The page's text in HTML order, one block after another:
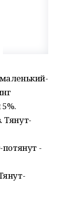
Тянут-
потянут -